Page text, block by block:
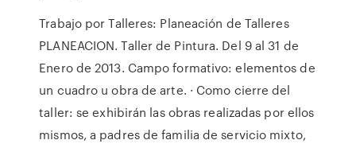
Trabajo por Talleres: Planeación de Talleres
PLANEACION. Taller de Pintura. Del 9 al 31 de
Enero de 2013. Campo formativo: elementos de
un cuadro u obra de arte. · Como cierre del
taller: se exhibirán las obras realizadas por ellos
mismos, a padres de familia de servicio mixto,